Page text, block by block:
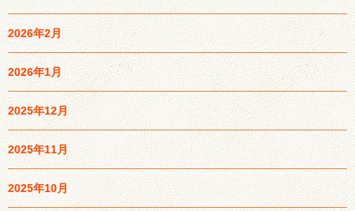
2026年2月
2026年1月
2025年12月
2025年11月
2025年10月